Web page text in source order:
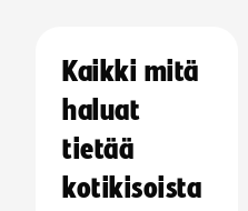
Kaikki mitä
haluat
tietää
kotikisoista